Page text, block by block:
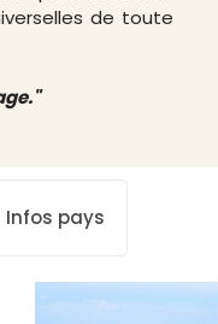
de toute
Infos pays